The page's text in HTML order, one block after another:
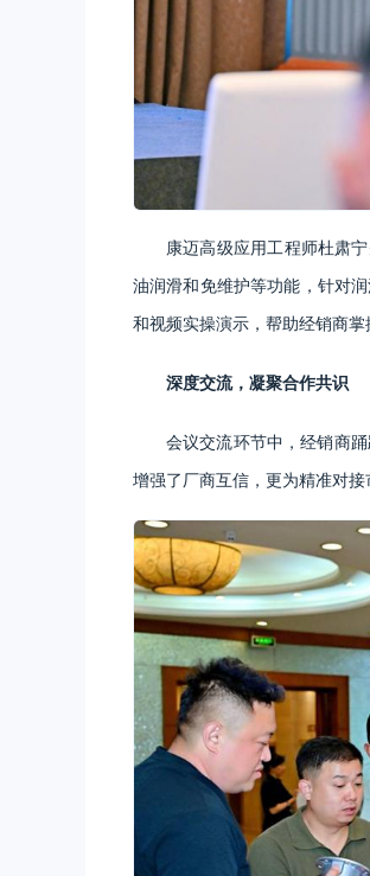
康迈高级应用工程师杜肃
油润滑和免维护等功能，针对
和视频实操演示，帮助经销商掌
深度交流，凝聚合作共识
会议交流环节中，经销商
增强了厂商互信，更为精准对